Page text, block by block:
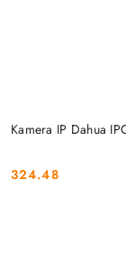
Kamera IP Dahua
Cena:
324.48